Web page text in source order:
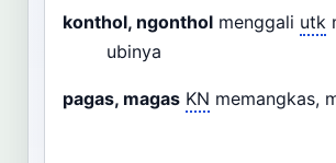
konthol, ngonthol menggali utk
ubinya
pagas, magas KN memangkas,